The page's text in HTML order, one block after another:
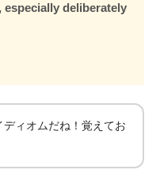
deliberately
ィオムだね！覚えてお